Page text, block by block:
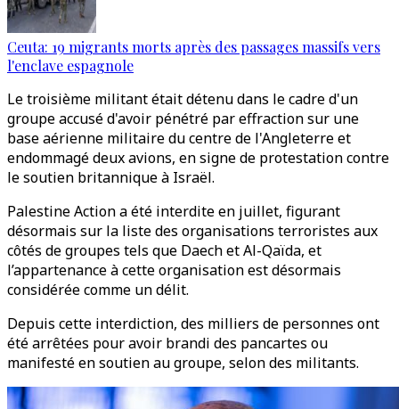
Ceuta: 19 migrants morts après des passages massifs vers
l'enclave espagnole
Le troisième militant était détenu dans le cadre d'un
groupe accusé d'avoir pénétré par effraction sur une
base aérienne militaire du centre de l'Angleterre et
endommagé deux avions, en signe de protestation contre
le soutien britannique à Israël.
Palestine Action a été interdite en juillet, figurant
désormais sur la liste des organisations terroristes aux
côtés de groupes tels que Daech et Al-Qaïda, et
l’appartenance à cette organisation est désormais
considérée comme un délit.
Depuis cette interdiction, des milliers de personnes ont
été arrêtées pour avoir brandi des pancartes ou
manifesté en soutien au groupe, selon des militants.